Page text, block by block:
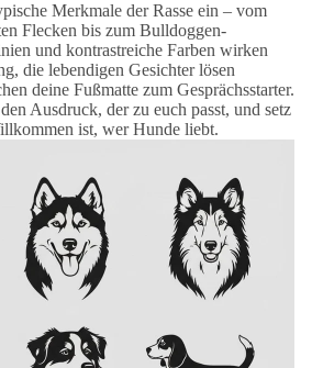
Merkmale der Rasse ein – vom
Flecken bis zum Bulldoggen-
und kontrastreiche Farben wirken
die lebendigen Gesichter lösen
deine Fußmatte zum Gesprächsstarter.
Ausdruck, der zu euch passt, und setz
ist, wer Hunde liebt.